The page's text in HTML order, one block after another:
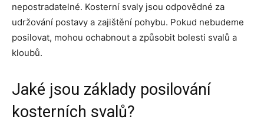
nepostradatelné. Kosterní svaly jsou odpovědné za
udržování postavy a zajištění pohybu. Pokud nebudeme
posilovat, mohou ochabnout a způsobit bolesti svalů a
kloubů.
Jaké jsou základy posilování
kosterních svalů?